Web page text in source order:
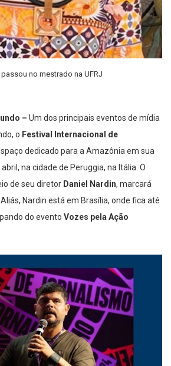
no mestrado na UFRJ
– Um dos principais eventos de mídia
o Festival Internacional de
dedicado para a Amazônia em sua
na cidade de Peruggia, na Itália. O
de seu diretor Daniel Nardin, marcará
Nardin está em Brasília, onde fica até
do evento Vozes pela Ação